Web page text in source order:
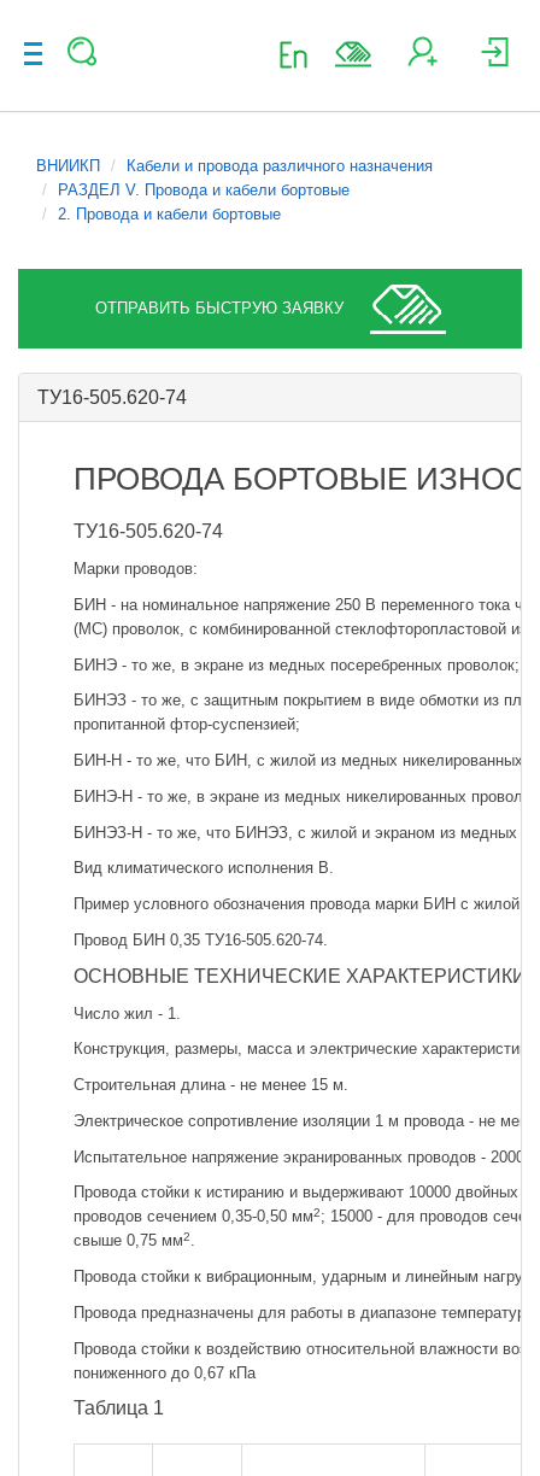
ВНИИКП
Кабели и провода различного назначения
РАЗДЕЛ V. Провода и кабели бортовые
2. Провода и кабели бортовые
ОТПРАВИТЬ БЫСТРУЮ ЗАЯВКУ
ТУ16-505.620-74
ПРОВОДА БОРТОВЫЕ
ТУ16-505.620-74
Марки проводов:
БИН - на номинальное напряжение 250 В переменного тока
(МС) проволок, с комбинированной стеклофторопластовой
БИНЭ - то же, в экране из медных посеребренных проволок;
БИНЭЗ - то же, с защитным покрытием в виде обмотки из
пропитанной фтор-суспензией;
БИН-Н - то же, что БИН, с жилой из медных никелированных
БИНЭ-Н - то же, в экране из медных никелированных
БИНЭЗ-Н - то же, что БИНЭЗ, с жилой и экраном из медных
Вид климатического исполнения В.
Пример условного обозначения провода марки БИН с жилой
Провод БИН 0,35 ТУ16-505.620-74.
ОСНОВНЫЕ ТЕХНИЧЕСКИЕ ХАРАКТЕРИСТИКИ
Число жил - 1.
Конструкция, размеры, масса и электрические
Строительная длина - не менее 15 м.
Электрическое сопротивление изоляции 1 м провода - не
Испытательное напряжение экранированных проводов - 2000 В
Провода стойки к истиранию и выдерживают 10000 двойных
проводов сечением 0,35-0,50 мм2; 15000 - для проводов
свыше 0,75 мм2.
Провода стойки к вибрационным, ударным и линейным
Провода предназначены для работы в диапазоне температур
Провода стойки к воздействию относительной влажности
пониженного до 0,67 кПа
Таблица 1